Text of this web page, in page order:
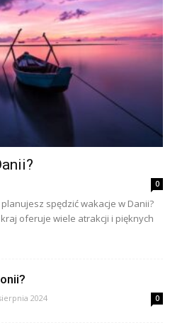
0
spędzić wakacje w Danii?
oferuje wiele atrakcji i pięknych
2024 0